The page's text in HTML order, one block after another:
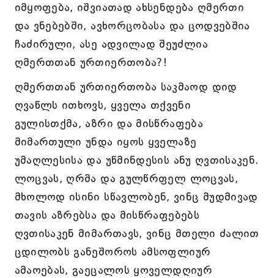
იმყოფება, იშვიათად ახსენდება ღმერთი
და ვნებებში, ავხორცობასა და ცოდვებშია
ჩაძირული, ასე ადვილად შეუძლია
ღმერთთან ურთიერთობა?!
ღმერთთან ურთიერთობა საკმაოდ დიდ
ღვაწლს ითხოვს, ყველა თქვენი
გულისთქმა, აზრი და მისწრაფება
მიმართული უნდა იყოს ყველაზე
უმაღლესისა და უწმინდესის ანუ ღვთისაკენ.
ლოცვას, ღრმა და გულწრფელ ლოცვას,
მხოლოდ ისინი სწავლობენ, ვინც მუდმივად
თავის აზრებსა და მისწრაფებებს
ღვთისაკენ მიმართავს, ვინც მთელი ძალით
ცდილობს განეშოროს ამსოფლიურ
ამაოებას, გაეცალოს ყოველდღიურ